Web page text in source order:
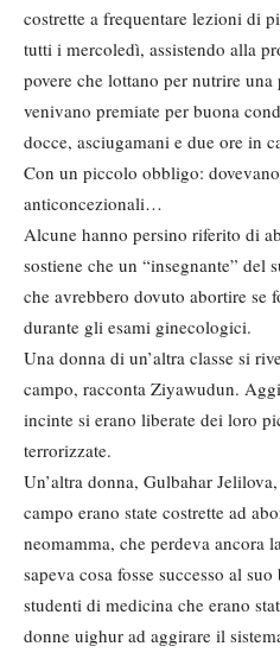
costrette a frequentare lezioni di
tutti i mercoledì, assistendo alla
povere che lottano per nutrire
venivano premiate per buona
docce, asciugamani e due ore in
Con un piccolo obbligo:
anticoncezionali…
Alcune hanno persino riferito di
sostiene che un “insegnante” del
che avrebbero dovuto abortire se
durante gli esami ginecologici.
Una donna di un’altra classe si
campo, racconta Ziyawudun.
incinte si erano liberate dei loro
terrorizzate.
Un’altra donna, Gulbahar
campo erano state costrette ad
neomamma, che perdeva ancora
sapeva cosa fosse successo al
studenti di medicina che erano
donne uighur ad aggirare il